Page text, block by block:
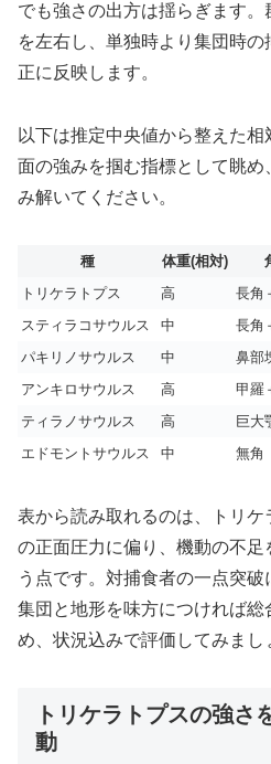
でも強さの出方は揺らぎます
を左右し、単独時より集団時
正に反映します。
以下は推定中央値から整えた
面の強みを掴む指標として眺
み解いてください。
種 体重(相対)
トリケラトプス
高 長角
スティラコサウルス
中 長角
パキリノサウルス
中 鼻部
アンキロサウルス
高 甲羅
ティラノサウルス
高 巨大
エドモントサウルス
中 無角
表から読み取れるのは、トリ
の正面圧力に偏り、機動の不
う点です。対捕食者の一点突破
集団と地形を味方につければ
め、状況込みで評価してみまし
トリケラトプスの強さ
動